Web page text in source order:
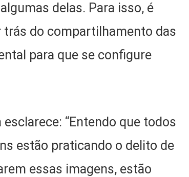
delas. Para isso, é
trás do compartilhamento das
para que se configure
“Entendo que todos
estão praticando o delito de
essas imagens, estão